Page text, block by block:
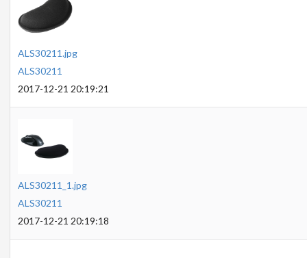
ALS30211.jpg
ALS30211
2017-12-21 20:19:21
ALS30211_1.jpg
ALS30211
2017-12-21 20:19:18